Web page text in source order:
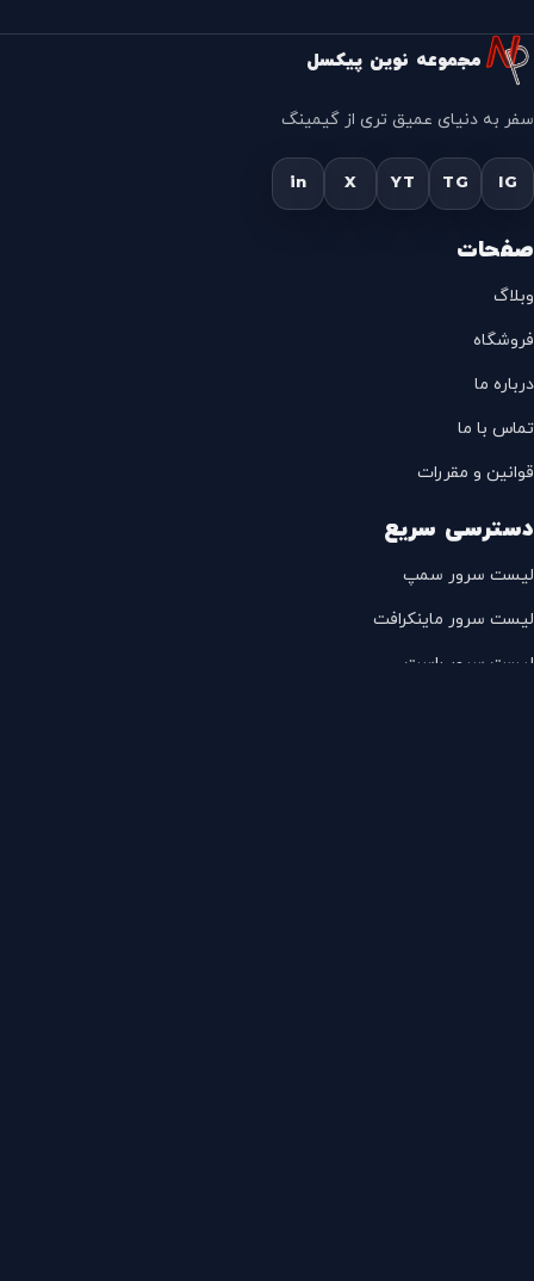
مجموعه نوین پیکسل
سفر به دنیای عمیق تری از گیمینگ
IG
TG
YT
X
in
صفحات
وبلاگ
فروشگاه
درباره ما
تماس با ما
قوانین و مقررات
دسترسی سریع
لیست سرور سمپ
لیست سرور ماینکرافت
لیست سرور راست